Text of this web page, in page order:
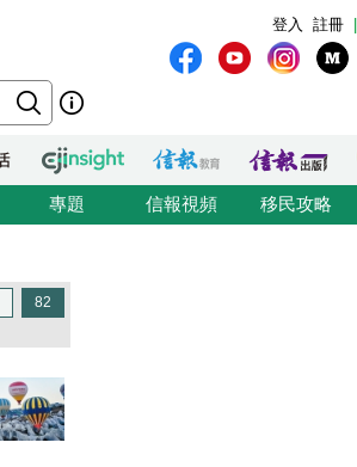
註冊
登入
專題 信報視頻 移民攻略
82